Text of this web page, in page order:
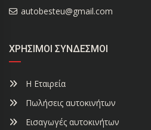
autobesteu@gmail.com
ΧΡΉΣΙΜΟΙ ΣΎΝΔΕΣΜΟΙ
Η Εταιρεία
Πωλήσεις αυτοκινήτων
Εισαγωγές αυτοκινήτων